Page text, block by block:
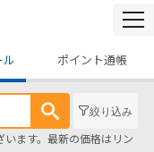
ル ポイント通帳
絞り込み
ます。最新の価格はリン